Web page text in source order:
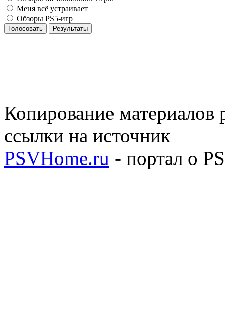
Меня всё устраивает
Обзоры PS5-игр
Голосовать Результаты
Копирование материалов
ссылки на источник
PSVHome.ru - портал о